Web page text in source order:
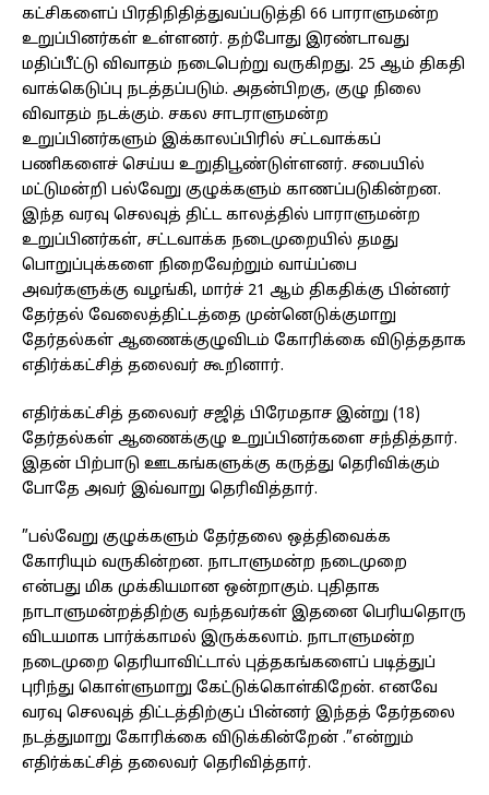
கட்சிகளைப் பிரதிநிதித்துவப்படுத்தி 66 பாராளுமன்ற
உறுப்பினர்கள் உள்ளனர். தற்போது இரண்டாவது
மதிப்பீட்டு விவாதம் நடைபெற்று வருகிறது. 25 ஆம் திகதி
வாக்கெடுப்பு நடத்தப்படும். அதன்பிறகு, குழு நிலை
விவாதம் நடக்கும். சகல சாடராளுமன்ற
உறுப்பினர்களும் இக்காலப்பிரில் சட்டவாக்கப்
பணிகளைச் செய்ய உறுதிபூண்டுள்ளனர். சபையில்
மட்டுமன்றி பல்வேறு குழுக்களும் காணப்படுகின்றன.
இந்த வரவு செலவுத் திட்ட காலத்தில் பாராளுமன்ற
உறுப்பினர்கள், சட்டவாக்க நடைமுறையில் தமது
பொறுப்புக்களை நிறைவேற்றும் வாய்ப்பை
அவர்களுக்கு வழங்கி, மார்ச் 21 ஆம் திகதிக்கு பின்னர்
தேர்தல் வேலைத்திட்டத்தை முன்னெடுக்குமாறு
தேர்தல்கள் ஆணைக்குழுவிடம் கோரிக்கை விடுத்ததாக
எதிர்க்கட்சித் தலைவர் கூறினார்.
எதிர்க்கட்சித் தலைவர் சஜித் பிரேமதாச இன்று (18)
தேர்தல்கள் ஆணைக்குழு உறுப்பினர்களை சந்தித்தார்.
இதன் பிற்பாடு ஊடகங்களுக்கு கருத்து தெரிவிக்கும்
போதே அவர் இவ்வாறு தெரிவித்தார்.
”பல்வேறு குழுக்களும் தேர்தலை ஒத்திவைக்க
கோரியும் வருகின்றன. நாடாளுமன்ற நடைமுறை
என்பது மிக முக்கியமான ஒன்றாகும். புதிதாக
நாடாளுமன்றத்திற்கு வந்தவர்கள் இதனை பெரியதொரு
விடயமாக பார்க்காமல் இருக்கலாம். நாடாளுமன்ற
நடைமுறை தெரியாவிட்டால் புத்தகங்களைப் படித்துப்
புரிந்து கொள்ளுமாறு கேட்டுக்கொள்கிறேன். எனவே
வரவு செலவுத் திட்டத்திற்குப் பின்னர் இந்தத் தேர்தலை
நடத்துமாறு கோரிக்கை விடுக்கின்றேன் .”என்றும்
எதிர்க்கட்சித் தலைவர் தெரிவித்தார்.